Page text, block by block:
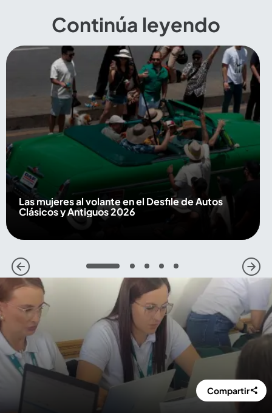
Continúa leyendo
Las mujeres al volante en el Desfile de Autos
Clásicos y Antiguos 2026
1 2 3 4 5
Compartir